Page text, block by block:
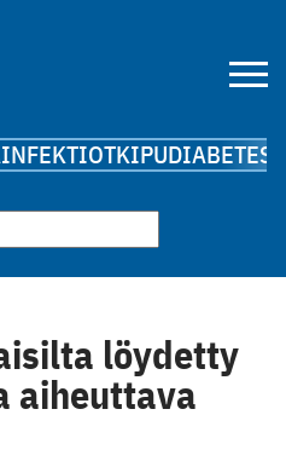
INFEKTIOTKIPUDIABETES
löydetty
aiheuttava